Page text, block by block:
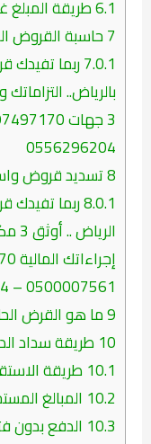
6.1طريقة المبلغ
7حاسبة القروض
7.0.1ربما تفيدك
بالرياض..
0556296204
8تسديد قروض
8.0.1ربما تفيدك
0500007561 – 0556296204
9ما هو القرض
10 طريقة سداد
10.1 طريقة
10.2 المبالغ
10.3 الدفع بدون